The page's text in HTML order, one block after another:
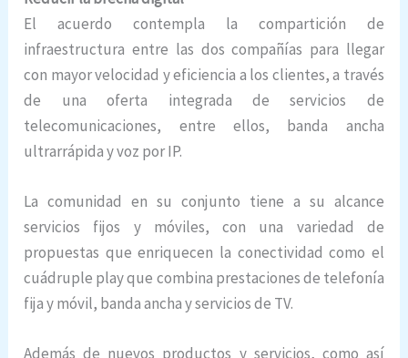
El acuerdo contempla la compartición de
infraestructura entre las dos compañías para llegar
con mayor velocidad y eficiencia a los clientes, a través
de una oferta integrada de servicios de
telecomunicaciones, entre ellos, banda ancha
ultrarrápida y voz por IP.
La comunidad en su conjunto tiene a su alcance
servicios fijos y móviles, con una variedad de
propuestas que enriquecen la conectividad como el
cuádruple play que combina prestaciones de telefonía
fija y móvil, banda ancha y servicios de TV.
Además de nuevos productos y servicios, como así